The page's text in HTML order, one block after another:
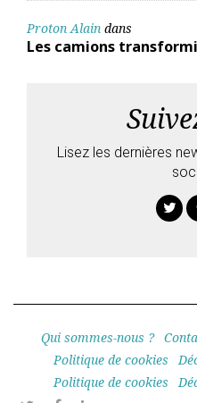
Proton Alain dans
Les camions
Lisez les dernières
Qui sommes-nous ?
Politique de cookies
Politique de cookies